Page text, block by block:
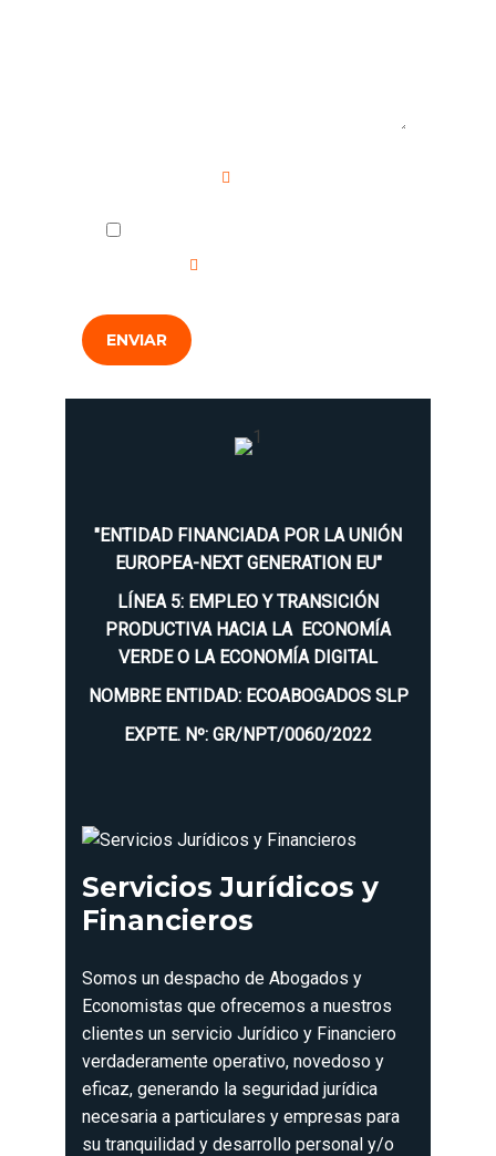
ENVIAR
"ENTIDAD FINANCIADA POR LA UNIÓN
EUROPEA-NEXT GENERATION EU"
LÍNEA 5: EMPLEO Y TRANSICIÓN
PRODUCTIVA HACIA LA ECONOMÍA
VERDE O LA ECONOMÍA DIGITAL
NOMBRE ENTIDAD: ECOABOGADOS SLP
EXPTE. Nº: GR/NPT/0060/2022
Servicios Jurídicos y
Financieros
Somos un despacho de Abogados y
Economistas que ofrecemos a nuestros
clientes un servicio Jurídico y Financiero
verdaderamente operativo, novedoso y
eficaz, generando la seguridad jurídica
necesaria a particulares y empresas para
su tranquilidad y desarrollo personal y/o